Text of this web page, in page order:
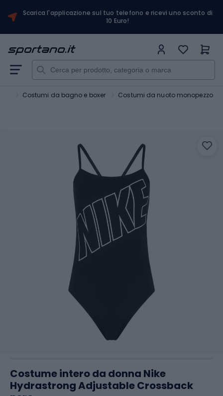
Scarica l'applicazione sul tuo telefono e ricevi uno sconto di
10 Euro!
Costumi da bagno e boxer Costumi da nuoto monopezzo
Costume intero da donna Nike
Hydrastrong Adjustable Crossback